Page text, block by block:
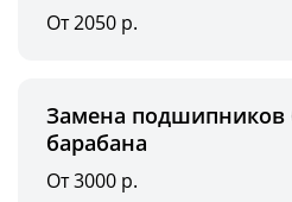
От 2050 р.
Замена подшипников
барабана
От 3000 р.